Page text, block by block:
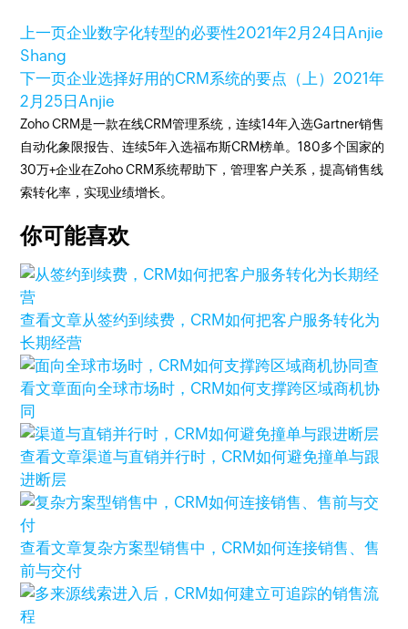
上一页企业数字化转型的必要性2021年2月24日Anjie
Shang
下一页企业选择好用的CRM系统的要点（上）2021年
2月25日Anjie
Zoho CRM是一款在线CRM管理系统，连续14年入选Gartner销售
自动化象限报告、连续5年入选福布斯CRM榜单。180多个国家的
30万+企业在Zoho CRM系统帮助下，管理客户关系，提高销售线
索转化率，实现业绩增长。
你可能喜欢
查看文章从签约到续费，CRM如何把客户服务转化为
长期经营
查
看文章面向全球市场时，CRM如何支撑跨区域商机协
同
查看文章渠道与直销并行时，CRM如何避免撞单与跟
进断层
查看文章复杂方案型销售中，CRM如何连接销售、售
前与交付